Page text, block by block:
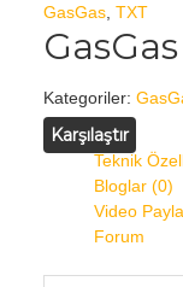
GasGas, TXT
Kategoriler:
Karşılaştır
Teknik
Bloglar (0)
Video
Forum